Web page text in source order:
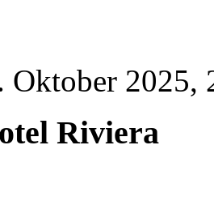
Oktober 2025,
Riviera